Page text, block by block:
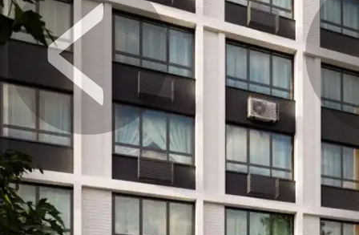
Предыдущее